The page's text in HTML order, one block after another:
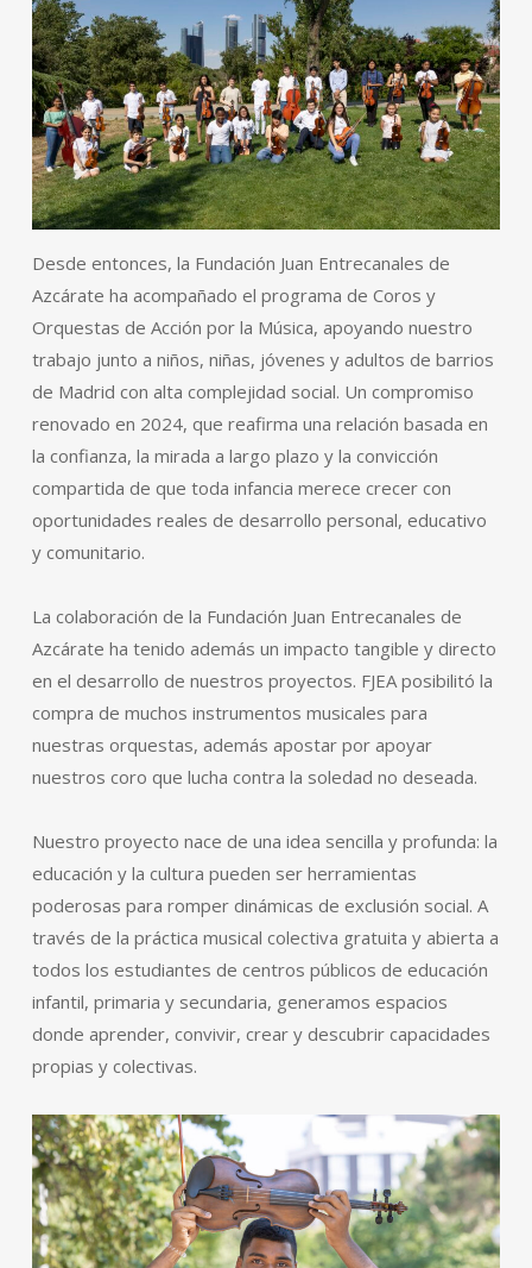
Desde entonces, la Fundación Juan Entrecanales de
Azcárate ha acompañado el programa de Coros y
Orquestas de Acción por la Música, apoyando nuestro
trabajo junto a niños, niñas, jóvenes y adultos de barrios
de Madrid con alta complejidad social. Un compromiso
renovado en 2024, que reafirma una relación basada en
la confianza, la mirada a largo plazo y la convicción
compartida de que toda infancia merece crecer con
oportunidades reales de desarrollo personal, educativo
y comunitario.
La colaboración de la Fundación Juan Entrecanales de
Azcárate ha tenido además un impacto tangible y directo
en el desarrollo de nuestros proyectos. FJEA posibilitó la
compra de muchos instrumentos musicales para
nuestras orquestas, además apostar por apoyar
nuestros coro que lucha contra la soledad no deseada.
Nuestro proyecto nace de una idea sencilla y profunda: la
educación y la cultura pueden ser herramientas
poderosas para romper dinámicas de exclusión social. A
través de la práctica musical colectiva gratuita y abierta a
todos los estudiantes de centros públicos de educación
infantil, primaria y secundaria, generamos espacios
donde aprender, convivir, crear y descubrir capacidades
propias y colectivas.